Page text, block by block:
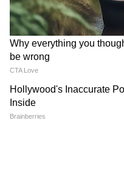
विजय की पत्नी संगीता ने क्यों वापस
ली तलाक की अर्जी? जानिए पहली